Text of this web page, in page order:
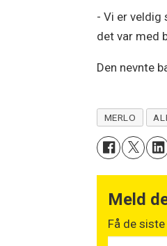
- Vi er veldig
det var med
Den nevnte
MERLO
Meld
Få de